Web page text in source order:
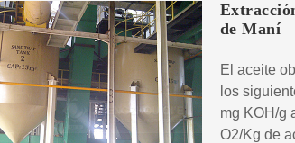
de Maní
El aceite
los
mg KOH/g
O2/Kg de